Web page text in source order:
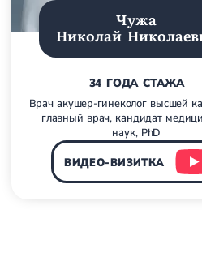
Чужа
Николай
34 ГОДА СТАЖА
Врач акушер-гинеколог высшей
главный врач, кандидат
наук, PhD
ВИДЕО-ВИЗИТКА